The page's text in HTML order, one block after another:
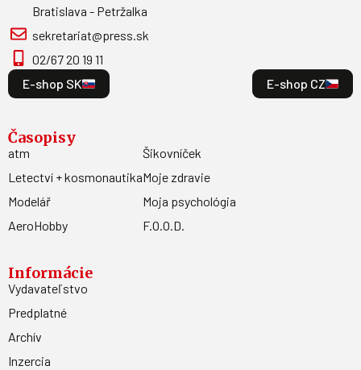
Bratislava - Petržalka
sekretariat@press.sk
02/67 20 19 11
E-shop SK
E-shop CZ
Časopisy
atm
Letectví + kosmonautika
Modelář
AeroHobby
Šikovníček
Moje zdravie
Moja psychológia
F.O.O.D.
Informácie
Vydavateľstvo
Predplatné
Archív
Inzercia